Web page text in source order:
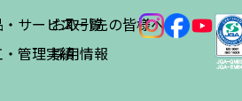
サービス一覧
管理実績
お取引先の皆様へ
採用情報